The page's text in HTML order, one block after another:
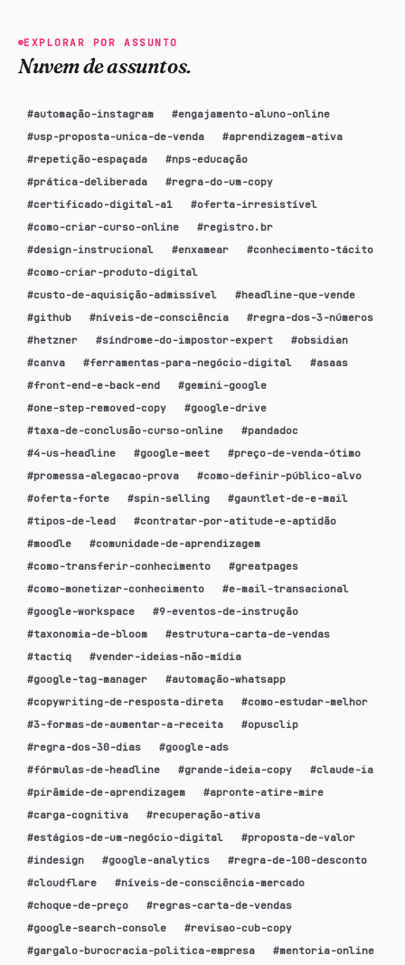
EXPLORAR POR ASSUNTO
Nuvem de assuntos.
#automação-instagram #engajamento-aluno-online
#usp-proposta-unica-de-venda #aprendizagem-ativa
#repetição-espaçada #nps-educação
#prática-deliberada #regra-do-um-copy
#certificado-digital-a1 #oferta-irresistível
#como-criar-curso-online #registro.br
#design-instrucional #enxamear #conhecimento-tácito
#como-criar-produto-digital
#custo-de-aquisição-admissível #headline-que-vende
#github #níveis-de-consciência #regra-dos-3-números
#hetzner #síndrome-do-impostor-expert #obsidian
#canva #ferramentas-para-negócio-digital #asaas
#front-end-e-back-end #gemini-google
#one-step-removed-copy #google-drive
#taxa-de-conclusão-curso-online #pandadoc
#4-us-headline #google-meet #preço-de-venda-ótimo
#promessa-alegacao-prova #como-definir-público-alvo
#oferta-forte #spin-selling #gauntlet-de-e-mail
#tipos-de-lead #contratar-por-atitude-e-aptidão
#moodle #comunidade-de-aprendizagem
#como-transferir-conhecimento #greatpages
#como-monetizar-conhecimento #e-mail-transacional
#google-workspace #9-eventos-de-instrução
#taxonomia-de-bloom #estrutura-carta-de-vendas
#tactiq #vender-ideias-não-mídia
#google-tag-manager #automação-whatsapp
#copywriting-de-resposta-direta #como-estudar-melhor
#3-formas-de-aumentar-a-receita #opusclip
#regra-dos-30-dias #google-ads
#fórmulas-de-headline #grande-ideia-copy #claude-ia
#pirâmide-de-aprendizagem #apronte-atire-mire
#carga-cognitiva #recuperação-ativa
#estágios-de-um-negócio-digital #proposta-de-valor
#indesign #google-analytics #regra-de-100-desconto
#cloudflare #níveis-de-consciência-mercado
#choque-de-preço #regras-carta-de-vendas
#google-search-console #revisao-cub-copy
#gargalo-burocracia-politica-empresa #mentoria-online